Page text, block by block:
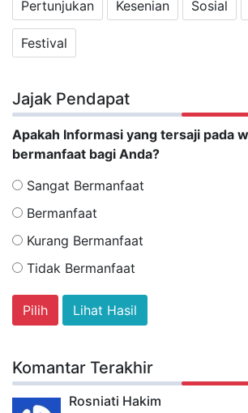
Pertunjukan Kesenian Sosial
Festival
Jajak Pendapat
Apakah Informasi yang tersaji pada
bermanfaat bagi Anda?
Sangat Bermanfaat
Bermanfaat
Kurang Bermanfaat
Tidak Bermanfaat
Lihat Hasil
Komantar Terakhir
Rosniati Hakim